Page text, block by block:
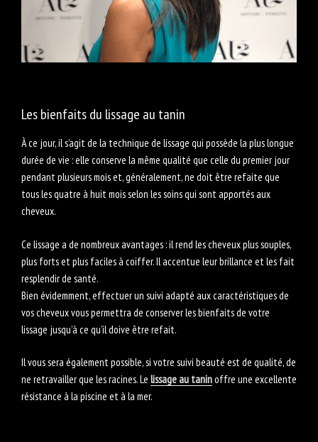
Les bienfaits du lissage au tanin
À ce jour, il s’agit de la technique de lissage qui possède la plus longue
durée de vie : elle conserve la même qualité que celle du premier jour
pendant plusieurs mois et, généralement, ne doit être refaite que
tous les quatre à huit mois selon les soins qui sont apportés aux
cheveux.
Ce lissage a de nombreux avantages : il rend les cheveux plus souples,
plus forts et plus faciles à coiffer. Il accentue leur brillance et les fait
resplendir de santé.
Bien évidemment, effectuer un suivi adapté aux caractéristiques de
vos cheveux vous permettra de conserver les bienfaits de votre
lissage jusqu’à ce qu’il doive être refait.
Il vous sera également possible, si votre suivi beauté est de qualité, de
ne retravailler que les racines. Le lissage au taninoffre une excellente
résistance à la piscine et à la mer.